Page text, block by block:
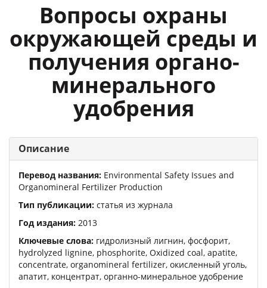
Вопросы охраны
окружающей среды и
получения органо-
минерального
удобрения
Описание
Перевод названия: Environmental Safety Issues and
Organomineral Fertilizer Production
Тип публикации: статья из журнала
Год издания: 2013
Ключевые слова: гидролизный лигнин, фосфорит,
hydrolyzed lignine, phosphorite, Oxidized coal, apatite,
concentrate, organomineral fertilizer, окисленный уголь,
апатит, концентрат, органно-минеральное удобрение